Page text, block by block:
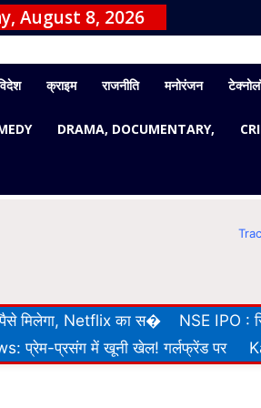
August 8, 2026
क्राइम राजनीति मनोरंजन
DRAMA, DOCUMENTARY,
पैसे मिलेगा, Netflix का स� NSE IPO :
प्रेम-प्रसंग में खूनी खेल! गर्लफ्रेंड पर